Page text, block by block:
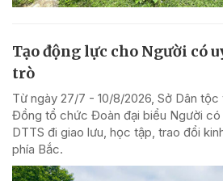
Tạo động lực cho Người có
trò
Từ ngày 27/7 - 10/8/2026, Sở Dân
Đồng tổ chức Đoàn đại biểu Người có
DTTS đi giao lưu, học tập, trao đổi
phía Bắc.